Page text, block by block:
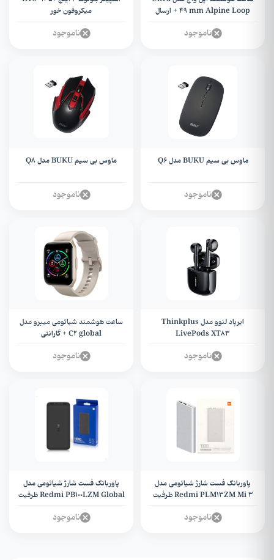
49 mm Alpine Loop + ارسال
ناموجود
میکروفون خور
ناموجود
ماوس بی سیم BUKU مدل Q6
ناموجود
ماوس بی سیم BUKU مدل Q۸
ناموجود
ایرپاد لنوو مدل Thinkplus
LivePods XT۸۳
ناموجود
ساعت هوشمند شیائومی میبرو مدل
C2 global + گارانتی
ناموجود
پاوربانک فست شارژ شیائومی مدل
Redmi PLM13ZM Mi 3 ظرفیت
کابل
ناموجود
پاوربانک فست شارژ شیائومی مدل
Redmi PB100LZM Global ظرفیت
ناموجود